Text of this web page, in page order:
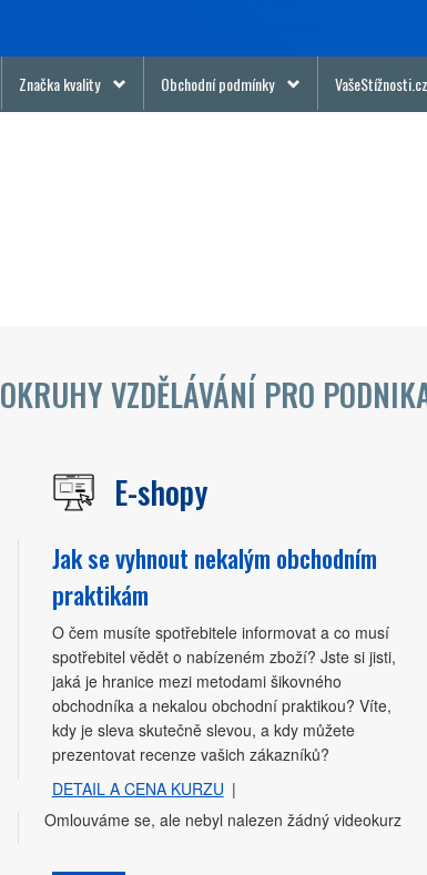
Značka kvality Obchodní podmínky VašeStížnosti.cz
OKRUHY VZDĚLÁVÁNÍ PRO
E-shopy
Jak se vyhnout nekalým obchodním
praktikám
O čem musíte spotřebitele informovat a co musí
spotřebitel vědět o nabízeném zboží? Jste si jisti,
jaká je hranice mezi metodami šikovného
obchodníka a nekalou obchodní praktikou? Víte,
kdy je sleva skutečně slevou, a kdy můžete
prezentovat recenze vašich zákazníků?
DETAIL A CENA KURZU |
Omlouváme se, ale nebyl nalezen žádný videokurz